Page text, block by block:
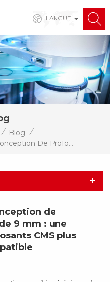
LANGUE
/ Blog /
La Puissance D'une Conception De Profondeur De Bande De 9 Mm : Une Alimentation De Composants CMS Plus Stable, Précise Et Compatible
de
9 mm : une
CMS plus